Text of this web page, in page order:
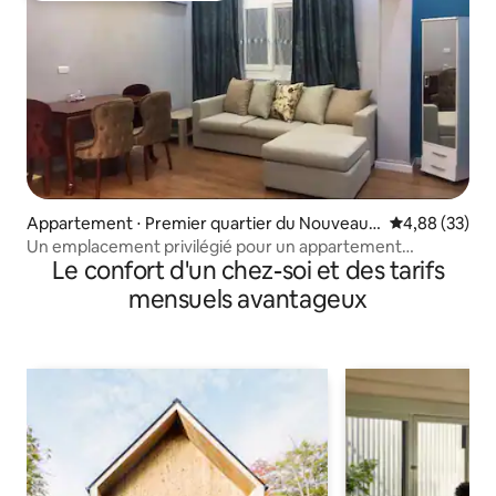
Appartement ⋅ Premier quartier du Nouveau
Caire
Évaluation
4,88 (33)
Un emplacement privilégié pour un appartement
confortable Appartement de 2 chambres
Le confort d'un chez-soi et des tarifs
mensuels avantageux